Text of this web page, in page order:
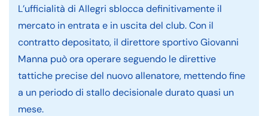
L’ufficialità di Allegri sblocca definitivamente il
mercato in entrata e in uscita del club. Con il
contratto depositato, il direttore sportivo Giovanni
Manna può ora operare seguendo le direttive
tattiche precise del nuovo allenatore, mettendo fine
a un periodo di stallo decisionale durato quasi un
mese.